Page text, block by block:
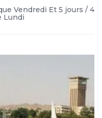
Vendredi Et 5 jours / 4
Lundi